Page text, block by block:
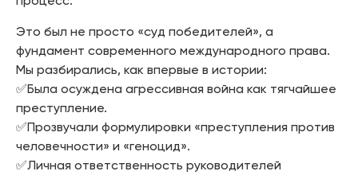
Это был не просто «суд победителей», а
фундамент современного международного права.
Мы разбирались, как впервые в истории:
✅Была осуждена агрессивная война как тягчайшее
преступление.
✅Прозвучали формулировки «преступления против
человечности» и «геноцид».
✅Личная ответственность руководителей